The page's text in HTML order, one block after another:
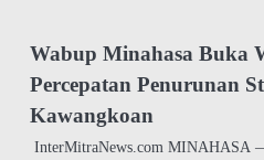
Wabup Minahasa Buka
Percepatan Penurunan
Kawangkoan
InterMitraNews.com MINAHASA